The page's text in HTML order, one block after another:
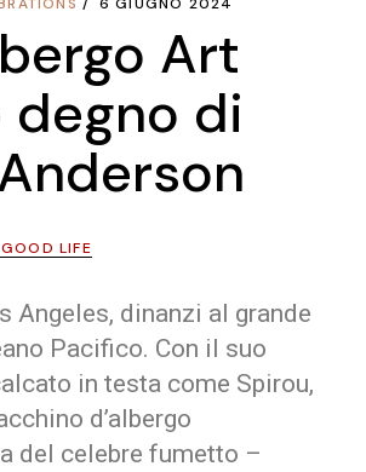
Art
di
LIFE
Angeles, dinanzi al grande
Pacifico. Con il suo
in testa come Spirou,
d’albergo
del celebre fumetto –